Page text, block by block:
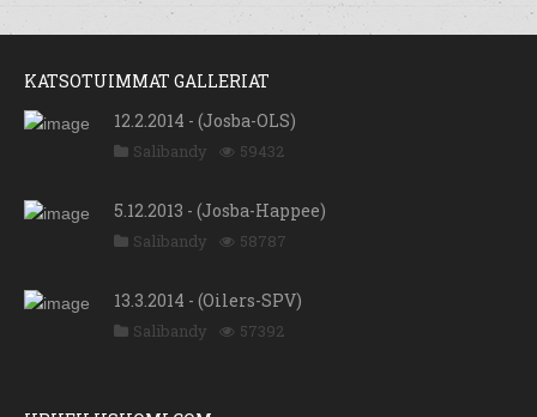
KATSOTUIMMAT GALLERIAT
12.2.2014 - (Josba-OLS)
Salibandy 59432
5.12.2013 - (Josba-Happee)
Salibandy 58787
13.3.2014 - (Oilers-SPV)
Salibandy 57392